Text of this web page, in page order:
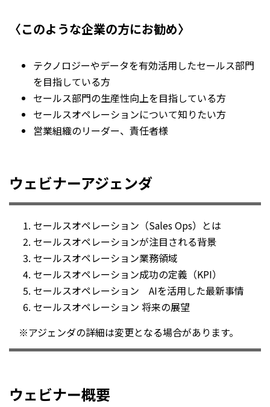
〈このような企業の方にお勧め〉
テクノロジーやデータを有効活用したセールス部門
を目指している方
セールス部門の生産性向上を目指している方
セールスオペレーションについて知りたい方
営業組織のリーダー、責任者様
ウェビナーアジェンダ
セールスオペレーション（Sales Ops） とは
セールスオペレーションが注目される背景
セールスオペレーション業務領域
セールスオペレーション成功の定義（KPI）
セールスオペレーション AIを活用した最新事情
セールスオペレーション 将来の展望
※アジェンダの詳細は変更となる場合があります。
ウェビナー概要